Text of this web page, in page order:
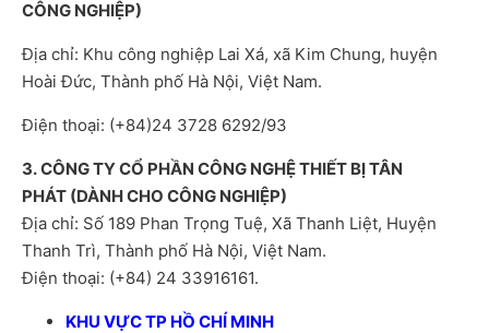
CÔNG NGHIỆP)
Địa chỉ: Khu công nghiệp Lai Xá, xã Kim Chung, huyện
Hoài Đức, Thành phố Hà Nội, Việt Nam.
Điện thoại: (+84)24 3728 6292/93
3. CÔNG TY CỔ PHẦN CÔNG NGHỆ THIẾT BỊ TÂN
PHÁT (DÀNH CHO CÔNG NGHIỆP)
Địa chỉ: Số 189 Phan Trọng Tuệ, Xã Thanh Liệt, Huyện
Thanh Trì, Thành phố Hà Nội, Việt Nam.
Điện thoại: (+84) 24 33916161.
KHU VỰC TP HỒ CHÍ MINH